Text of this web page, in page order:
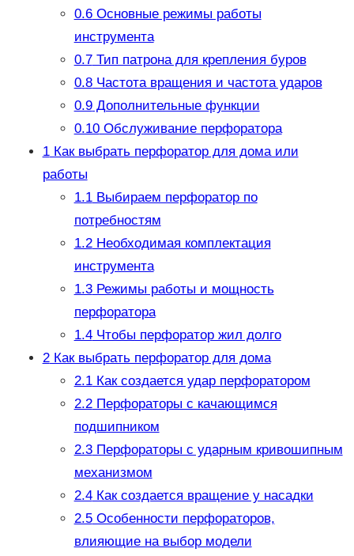
0.6Основные режимы работы
инструмента
0.7Тип патрона для крепления буров
0.8Частота вращения и частота ударов
0.9Дополнительные функции
0.10Обслуживание перфоратора
1Как выбрать перфоратор для дома или
работы
1.1Выбираем перфоратор по
потребностям
1.2Необходимая комплектация
инструмента
1.3Режимы работы и мощность
перфоратора
1.4Чтобы перфоратор жил долго
2Как выбрать перфоратор для дома
2.1Как создается удар перфоратором
2.2Перфораторы с качающимся
подшипником
2.3Перфораторы с ударным кривошипным
механизмом
2.4Как создается вращение у насадки
2.5Особенности перфораторов,
влияющие на выбор модели